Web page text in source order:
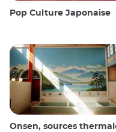
Pop Culture Japonaise
Onsen, sources thermales et bains